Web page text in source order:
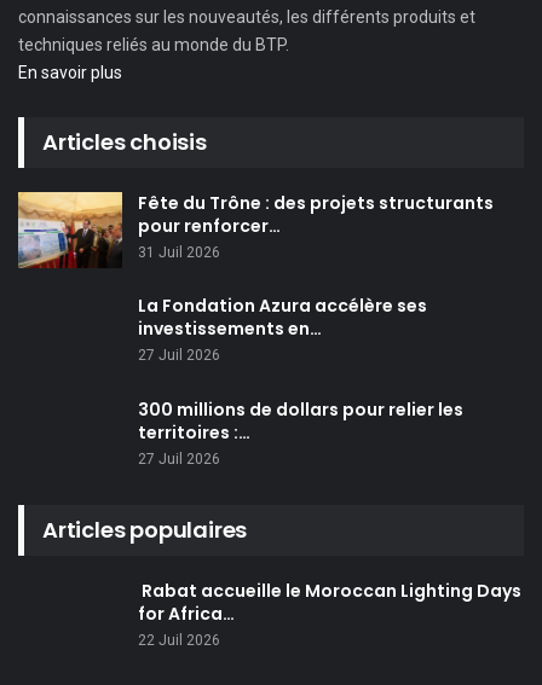
connaissances sur les nouveautés, les différents produits et
techniques reliés au monde du BTP.
En savoir plus
Articles choisis
Fête du Trône : des projets structurants
pour renforcer…
31 Juil 2026
La Fondation Azura accélère ses
investissements en…
27 Juil 2026
300 millions de dollars pour relier les
territoires :…
27 Juil 2026
Articles populaires
Rabat accueille le Moroccan Lighting Days
for Africa…
22 Juil 2026